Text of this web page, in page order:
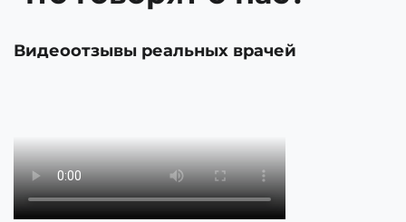
Видеоотзывы реальных врачей